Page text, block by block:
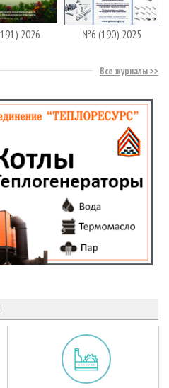
2026 №6 (190) 2025
Все журналы